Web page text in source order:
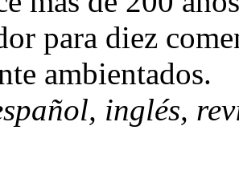
para diez
ambientados.
inglés,